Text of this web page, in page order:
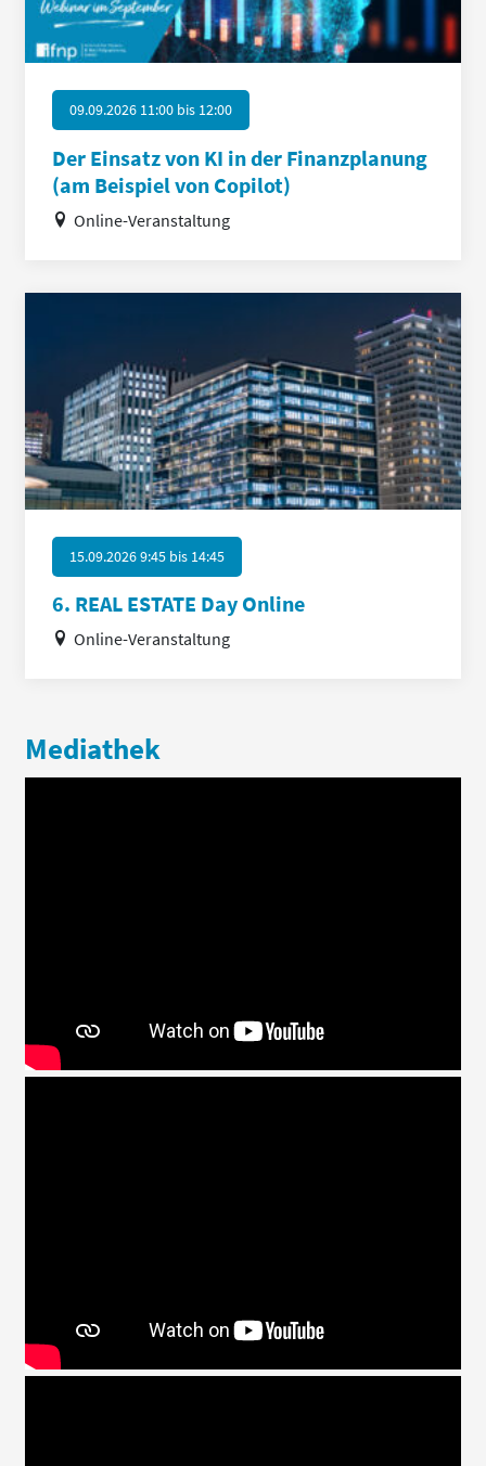
09.09.2026 11:00 bis 12:00
Der Einsatz von KI in der Finanzplanung
(am Beispiel von Copilot)
Online-Veranstaltung
15.09.2026 9:45 bis 14:45
6. REAL ESTATE Day Online
Online-Veranstaltung
Mediathek